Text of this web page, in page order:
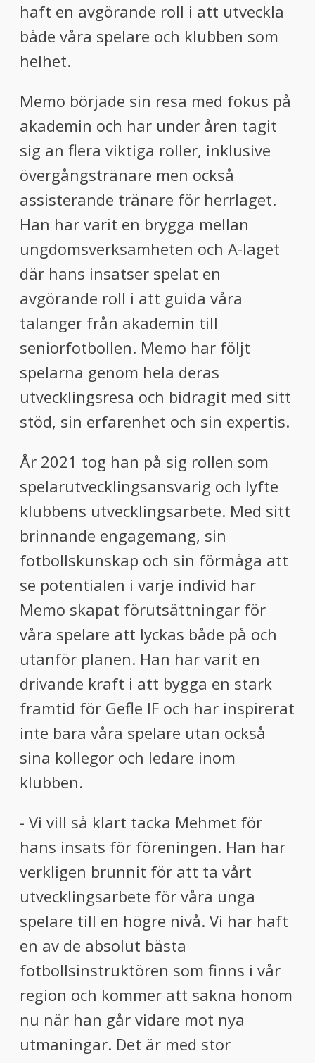
haft en avgörande roll i att utveckla
både våra spelare och klubben som
helhet.
Memo började sin resa med fokus på
akademin och har under åren tagit
sig an flera viktiga roller, inklusive
övergångstränare men också
assisterande tränare för herrlaget.
Han har varit en brygga mellan
ungdomsverksamheten och A-laget
där hans insatser spelat en
avgörande roll i att guida våra
talanger från akademin till
seniorfotbollen. Memo har följt
spelarna genom hela deras
utvecklingsresa och bidragit med sitt
stöd, sin erfarenhet och sin expertis.
År 2021 tog han på sig rollen som
spelarutvecklingsansvarig och lyfte
klubbens utvecklingsarbete. Med sitt
brinnande engagemang, sin
fotbollskunskap och sin förmåga att
se potentialen i varje individ har
Memo skapat förutsättningar för
våra spelare att lyckas både på och
utanför planen. Han har varit en
drivande kraft i att bygga en stark
framtid för Gefle IF och har inspirerat
inte bara våra spelare utan också
sina kollegor och ledare inom
klubben.
- Vi vill så klart tacka Mehmet för
hans insats för föreningen. Han har
verkligen brunnit för att ta vårt
utvecklingsarbete för våra unga
spelare till en högre nivå. Vi har haft
en av de absolut bästa
fotbollsinstruktören som finns i vår
region och kommer att sakna honom
nu när han går vidare mot nya
utmaningar. Det är med stor